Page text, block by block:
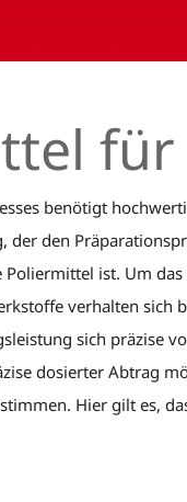
benötigt
den
ist. Um
verhalten
sich präzise
dosierter Abtrag
Hier gilt es,